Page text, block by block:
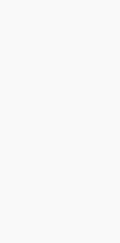
ズマーケット訪
ーマーズマーケ
ベリー農家に教
ランキーズ・ナ
かったこと７！
菜を無料提供
選果の様子も見
ンドの
ズマーケットを